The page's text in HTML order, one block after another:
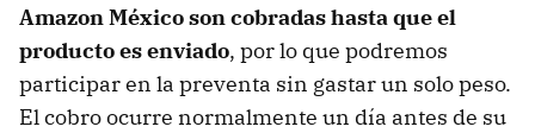
Amazon México son cobradas hasta que el
producto es enviado, por lo que podremos
participar en la preventa sin gastar un solo peso.
El cobro ocurre normalmente un día antes de su